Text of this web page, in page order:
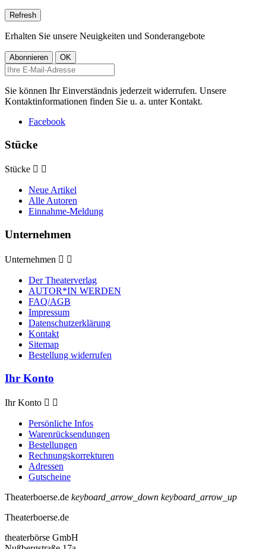
Erhalten Sie unsere Neuigkeiten und Sonderangebote
Sie können Ihr Einverständnis jederzeit widerrufen. Unsere
Kontaktinformationen finden Sie u. a. unter Kontakt.
Facebook
Stücke
Stücke  
Neue Artikel
Alle Autoren
Einnahme-Meldung
Unternehmen
Unternehmen  
Der Theaterverlag
AUTOR*IN WERDEN
FAQ/AGB
Impressum
Datenschutzerklärung
Kontakt
Sitemap
Bestellung widerrufen
Ihr Konto
Ihr Konto  
Persönliche Infos
Warenrücksendungen
Bestellungen
Rechnungskorrekturen
Adressen
Gutscheine
Theaterboerse.de keyboard_arrow_down keyboard_arrow_up
Theaterboerse.de
theaterbörse GmbH